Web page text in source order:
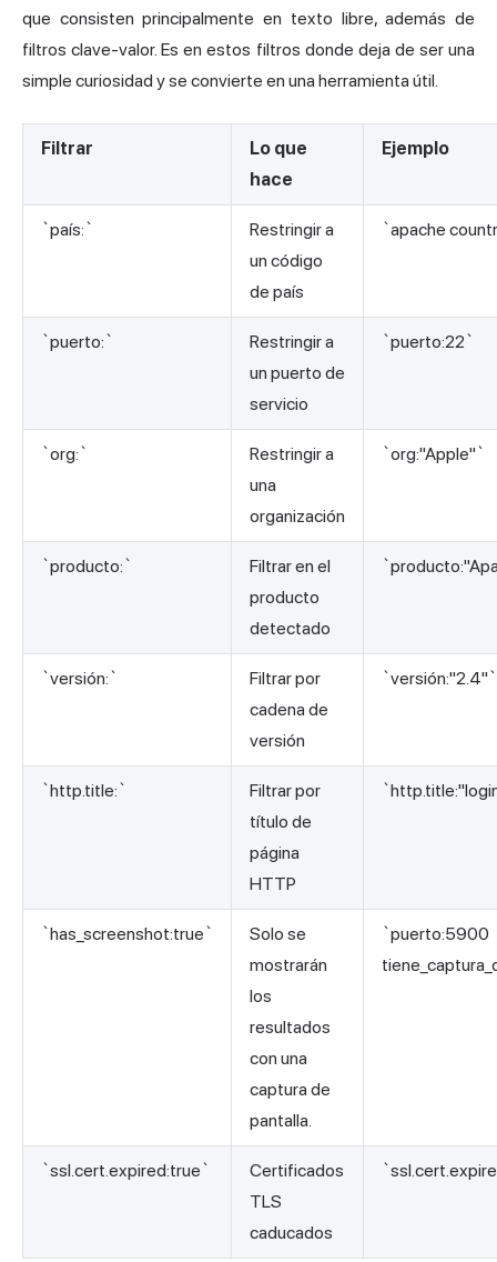
que consisten principalmente en texto libre, además de
filtros clave-valor. Es en estos filtros donde deja de ser una
simple curiosidad y se convierte en una herramienta útil.
Filtrar
Lo que
hace
Ejemplo
`país:`
Restringir a
un código
de país
`apache
`puerto:`
Restringir a
un puerto de
servicio
`puerto:22`
`org:`
Restringir a
una
organización
`org:"Apple"`
`producto:`
Filtrar en el
producto
detectado
`versión:`
Filtrar por
cadena de
versión
`versión:"2.4"`
`http.title:`
Filtrar por
título de
página
HTTP
`has_screenshot:true`
Solo se
mostrarán
los
resultados
con una
captura de
pantalla.
`puerto:5900
`ssl.cert.expired:true`
Certificados
TLS
caducados